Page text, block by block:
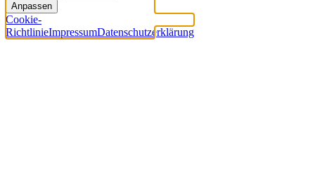
Anpassen
Cookie-
RichtlinieImpressumDatenschutzerklärung